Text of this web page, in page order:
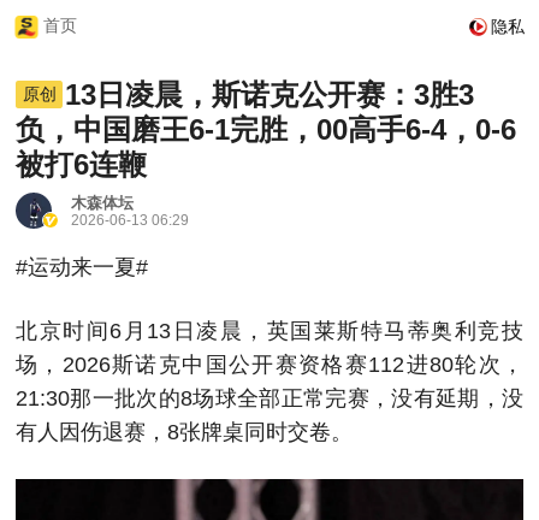
首页 隐私
原创
13日凌晨，斯诺克公开赛：3胜3
负，中国磨王6-1完胜，00高手6-4，0-6
被打6连鞭
木森体坛
2026-06-13 06:29
#运动来一夏#
北京时间6月13日凌晨，英国莱斯特马蒂奥利竞技
场，2026斯诺克中国公开赛资格赛112进80轮次，
21:30那一批次的8场球全部正常完赛，没有延期，没
有人因伤退赛，8张牌桌同时交卷。